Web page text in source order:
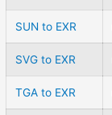
SUN to EXR
SVG to EXR
TGA to EXR